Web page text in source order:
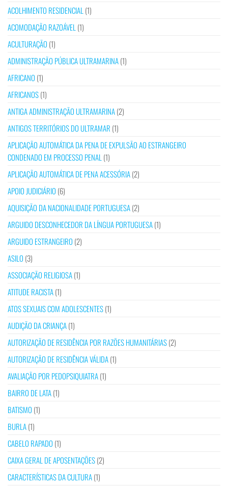
ACOLHIMENTO RESIDENCIAL (1)
ACOMODAÇÃO RAZOÁVEL (1)
ACULTURAÇÃO (1)
ADMINISTRAÇÃO PÚBLICA ULTRAMARINA(1)
AFRICANO (1)
AFRICANOS(1)
ANTIGA ADMINISTRAÇÃO ULTRAMARINA(2)
ANTIGOS TERRITÓRIOS DO ULTRAMAR (1)
APLICAÇÃO AUTOMÁTICA DA PENA DE EXPULSÃO AO ESTRANGEIRO
CONDENADO EM PROCESSO PENAL (1)
APLICAÇÃO AUTOMÁTICA DE PENA ACESSÓRIA(2)
APOIO JUDICIÁRIO (6)
AQUISIÇÃO DA NACIONALIDADE PORTUGUESA(2)
ARGUIDO DESCONHECEDOR DA LÍNGUA PORTUGUESA(1)
ARGUIDO ESTRANGEIRO (2)
ASILO (3)
ASSOCIAÇÃO RELIGIOSA(1)
ATITUDE RACISTA(1)
ATOS SEXUAIS COM ADOLESCENTES(1)
AUDIÇÃO DA CRIANÇA(1)
AUTORIZAÇÃO DE RESIDÊNCIA POR RAZÕES HUMANITÁRIAS(2)
AUTORIZAÇÃO DE RESIDÊNCIA VÁLIDA(1)
AVALIAÇÃO POR PEDOPSIQUIATRA(1)
BAIRRO DE LATA(1)
BATISMO (1)
BURLA(1)
CABELO RAPADO (1)
CAIXA GERAL DE APOSENTAÇÕES(2)
CARACTERÍSTICAS DA CULTURA(1)